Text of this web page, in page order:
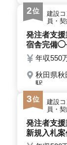
2位
建設
員・
発注者支
宿舎完備◯
年収550
秋田県秋
駅
3位
建設
員・
発注者支
新規入札